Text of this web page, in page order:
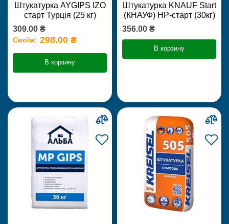
Штукатурка AYGIPS IZO
старт Турція (25 кг)
309.00 ₴
Своїм: 298.00 ₴
В корзину
Штукатурка KNAUF Start
(КНАУФ) НР-старт (30кг)
356.00 ₴
В корзину